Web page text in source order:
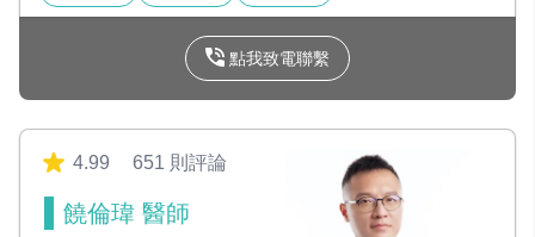
點我致電聯繫
4.99 651 則評論
饒倫瑋 醫師